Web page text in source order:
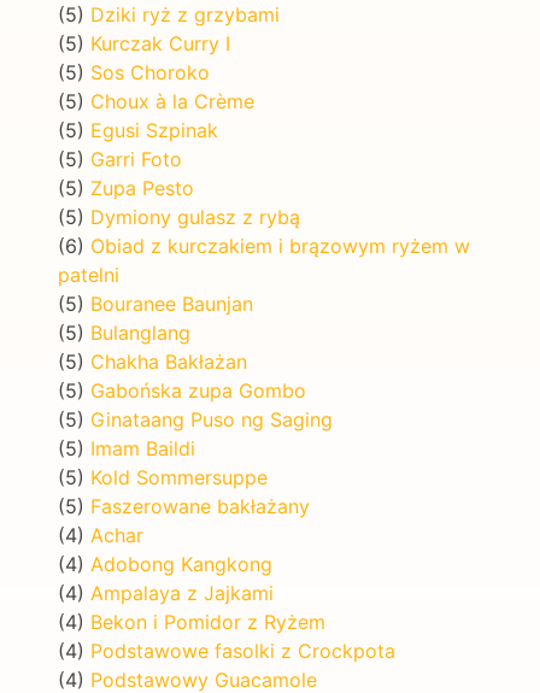
(5) Dziki ryż z grzybami
(5) Kurczak Curry I
(5) Sos Choroko
(5) Choux à la Crème
(5) Egusi Szpinak
(5) Garri Foto
(5) Zupa Pesto
(5) Dymiony gulasz z rybą
(6) Obiad z kurczakiem i brązowym ryżem w
patelni
(5) Bouranee Baunjan
(5) Bulanglang
(5) Chakha Bakłażan
(5) Gabońska zupa Gombo
(5) Ginataang Puso ng Saging
(5) Imam Baildi
(5) Kold Sommersuppe
(5) Faszerowane bakłażany
(4) Achar
(4) Adobong Kangkong
(4) Ampalaya z Jajkami
(4) Bekon i Pomidor z Ryżem
(4) Podstawowe fasolki z Crockpota
(4) Podstawowy Guacamole